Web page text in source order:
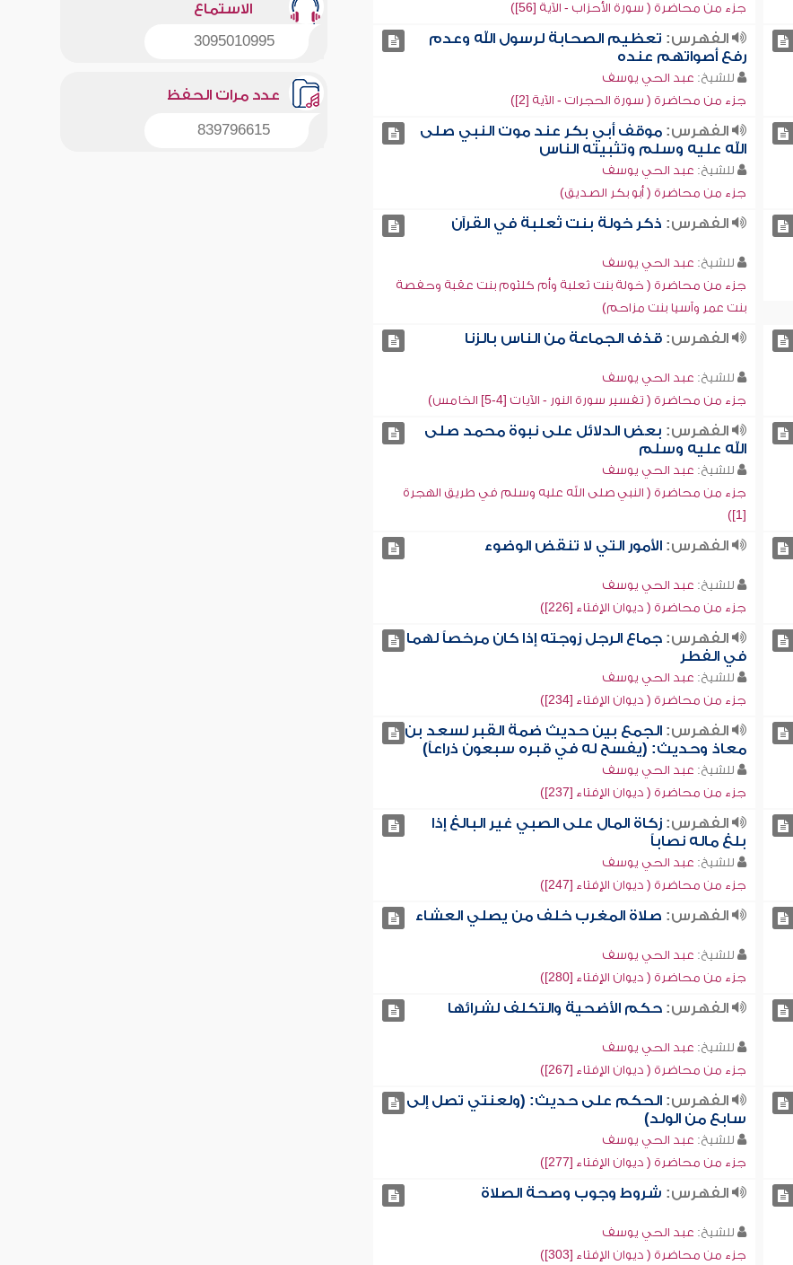
جزء من محاضرة ( سورة الأحزاب - الآية [56])
الفهرس: تعظيم الصحابة لرسول الله وعدم
رفع أصواتهم عنده
للشيخ: عبد الحي يوسف
جزء من محاضرة ( سورة الحجرات - الآية [2])
الفهرس: موقف أبي بكر عند موت النبي صلى
الله عليه وسلم وتثبيته الناس
للشيخ: عبد الحي يوسف
جزء من محاضرة ( أبو بكر الصديق)
الفهرس: ذكر خولة بنت ثعلبة في القرآن
للشيخ: عبد الحي يوسف
جزء من محاضرة ( خولة بنت ثعلبة وأم كلثوم بنت عقبة وحفصة
بنت عمر وآسيا بنت مزاحم)
الفهرس: قذف الجماعة من الناس بالزنا
للشيخ: عبد الحي يوسف
جزء من محاضرة ( تفسير سورة النور - الآيات [4-5] الخامس)
الفهرس: بعض الدلائل على نبوة محمد صلى
الله عليه وسلم
للشيخ: عبد الحي يوسف
جزء من محاضرة ( النبي صلى الله عليه وسلم في طريق الهجرة
[1])
الفهرس: الأمور التي لا تنقض الوضوء
للشيخ: عبد الحي يوسف
جزء من محاضرة ( ديوان الإفتاء [226])
الفهرس: جماع الرجل زوجته إذا كان مرخصاً لهما
في الفطر
للشيخ: عبد الحي يوسف
جزء من محاضرة ( ديوان الإفتاء [234])
الفهرس: الجمع بين حديث ضمة القبر لسعد بن
معاذ وحديث: (يفسح له في قبره سبعون ذراعاً)
للشيخ: عبد الحي يوسف
جزء من محاضرة ( ديوان الإفتاء [237])
الفهرس: زكاة المال على الصبي غير البالغ إذا
بلغ ماله نصاباً
للشيخ: عبد الحي يوسف
جزء من محاضرة ( ديوان الإفتاء [247])
الفهرس: صلاة المغرب خلف من يصلي العشاء
للشيخ: عبد الحي يوسف
جزء من محاضرة ( ديوان الإفتاء [280])
الفهرس: حكم الأضحية والتكلف لشرائها
للشيخ: عبد الحي يوسف
جزء من محاضرة ( ديوان الإفتاء [267])
الفهرس: الحكم على حديث: (ولعنتي تصل إلى
سابع من الولد)
للشيخ: عبد الحي يوسف
جزء من محاضرة ( ديوان الإفتاء [277])
الفهرس: شروط وجوب وصحة الصلاة
للشيخ: عبد الحي يوسف
جزء من محاضرة ( ديوان الإفتاء [303])
الاستماع
3095010995
عدد مرات الحفظ
839796615